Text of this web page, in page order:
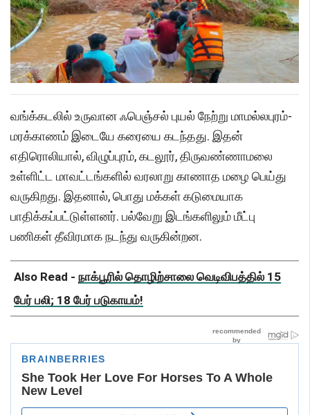
வங்க்கடலில் உருவான ஃபெஞ்சல் புயல் நேற்று மாமல்லபுரம்-
மரக்காணம் இடையே கரையை கடந்தது. இதன்
எதிரொலியால், விழுப்புரம், கடலூர், திருவண்ணாமலை
உள்ளிட்ட மாவட்டங்களில் வரலாறு காணாத மழை பெய்து
வருகிறது. இதனால், பொது மக்கள் கடுமையாக
பாதிக்கப்பட்டுள்ளனர். பல்வேறு இடங்களிலும் மீட்பு
பணிகள் தீவிரமாக நடந்து வருகின்றன.
Also Read - நாக்பூரில் தொழிற்சாலை வெடிவிபத்தில் 15
பேர் பலி; 18 பேர் படுகாயம்!